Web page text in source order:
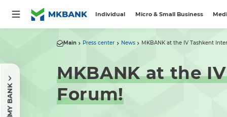
Individual Micro & Small Business
MY BANK
Main Press center News MKBANK at the IV Tashkent
MKBANK at the
Forum!